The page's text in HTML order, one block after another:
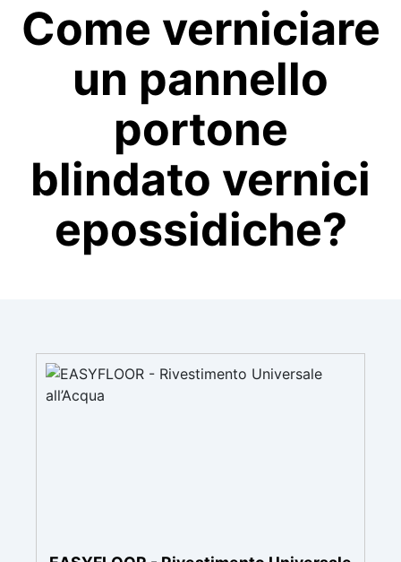
Come verniciare
un pannello
portone
blindato vernici
epossidiche?